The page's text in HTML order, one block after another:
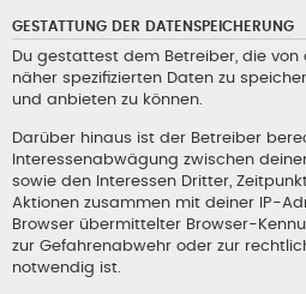
GESTATTUNG DER DATENSPEICHERUNG
Du gestattest dem Betreiber, die
näher spezifizierten Daten zu
und anbieten zu können.
Darüber hinaus ist der Betreiber
Interessenabwägung zwischen
sowie den Interessen Dritter,
Aktionen zusammen mit deiner IP-
Browser übermittelter Browser-
zur Gefahrenabwehr oder zur
notwendig ist.